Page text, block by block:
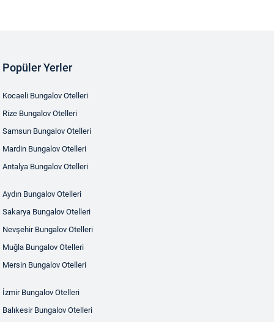
Popüler Yerler
Kocaeli Bungalov Otelleri
Rize Bungalov Otelleri
Samsun Bungalov Otelleri
Mardin Bungalov Otelleri
Antalya Bungalov Otelleri
Aydın Bungalov Otelleri
Sakarya Bungalov Otelleri
Nevşehir Bungalov Otelleri
Muğla Bungalov Otelleri
Mersin Bungalov Otelleri
İzmir Bungalov Otelleri
Balıkesir Bungalov Otelleri